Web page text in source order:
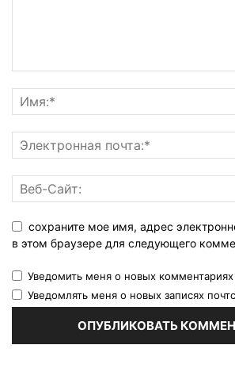
сохраните мое имя, адрес
в этом браузере для следующего
Уведомить меня о новых комментариях
Уведомлять меня о новых записях